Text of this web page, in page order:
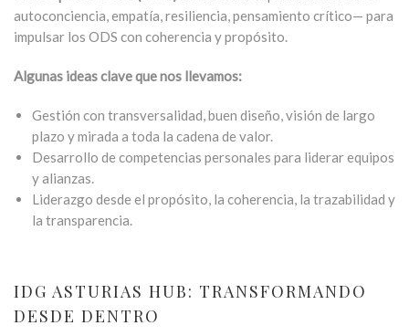
autoconciencia, empatía, resiliencia, pensamiento crítico— para
impulsar los ODS con coherencia y propósito.
Algunas ideas clave que nos llevamos:
Gestión con transversalidad, buen diseño, visión de largo
plazo y mirada a toda la cadena de valor.
Desarrollo de competencias personales para liderar equipos
y alianzas.
Liderazgo desde el propósito, la coherencia, la trazabilidad y
la transparencia.
IDG ASTURIAS HUB: TRANSFORMANDO
DESDE DENTRO